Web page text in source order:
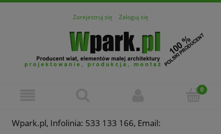
Zarejestruj się Zaloguj się
Wpark.pl, Infolinia: 533 133 166, Email: